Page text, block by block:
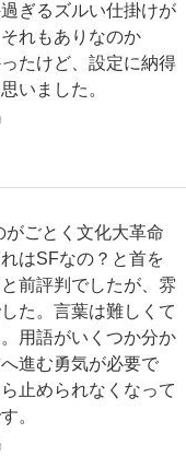
ぎるズルい仕掛けが
れもありなのか
たけど、設定に納得
いました。
ごとく文化大革命
はSFなの？と首を
前評判でしたが、雰
た。言葉は難しくて
用語がいくつか分か
進む勇気が必要で
止められなくなって
。